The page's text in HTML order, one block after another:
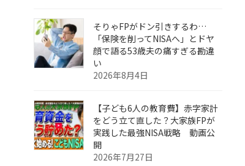
そりゃFPがドン引きするわ…
「保険を削ってNISAへ」とドヤ
顔で語る53歳夫の痛すぎる勘違
い
2026年8月4日
【子ども6人の教育費】赤字家計
をどう立て直した？大家族FPが
実践した最強NISA戦略 動画公
開
2026年7月27日